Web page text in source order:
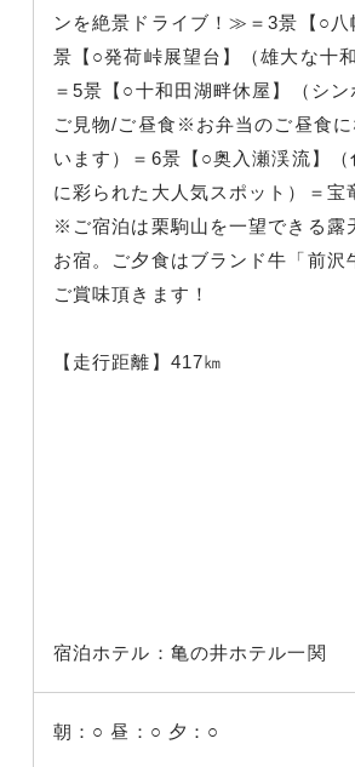
ンを絶景ドライブ！≫＝3景【○八
景【○発荷峠展望台】（雄大な十
＝5景【○十和田湖畔休屋】（シ
ご見物/ご昼食※お弁当のご昼食
います）＝6景【○奥入瀬渓流】
に彩られた大人気スポット）＝
※ご宿泊は栗駒山を一望できる露
お宿。ご夕食はブランド牛「前沢
ご賞味頂きます！
【走行距離】417㎞
宿泊ホテル：亀の井ホテル一関
朝：○ 昼：○ 夕：○